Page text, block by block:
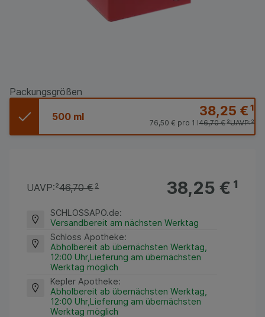
Packungsgrößen
500 ml 38,25 €¹
UAVP:²
46,70 €²
76,50 € pro 1 l
38,25 €¹
UAVP:²46,70 €²
SCHLOSSAPO.de:
Versandbereit am nächsten Werktag
Schloss Apotheke:
Abholbereit ab übernächsten Werktag,
12:00 Uhr,Lieferung am übernächsten
Werktag möglich
Kepler Apotheke:
Abholbereit ab übernächsten Werktag,
12:00 Uhr,Lieferung am übernächsten
Werktag möglich